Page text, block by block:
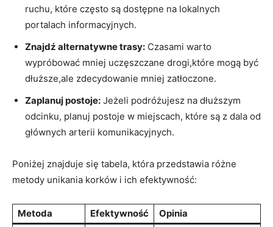
ruchu, które często są dostępne na lokalnych
portalach informacyjnych.
Znajdź alternatywne trasy: Czasami warto
wypróbować mniej uczęszczane drogi,które mogą być
dłuższe,ale zdecydowanie mniej zatłoczone.
Zaplanuj postoje: Jeżeli podróżujesz na dłuższym
odcinku, planuj postoje w miejscach, które są z dala od
głównych arterii komunikacyjnych.
Poniżej znajduje się tabela, która przedstawia różne
metody unikania korków i ich efektywność:
Metoda Efektywność Opinia